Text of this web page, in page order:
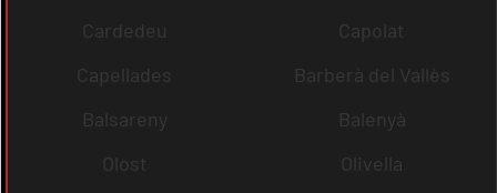
Cardedeu
Capolat
Capellades
Barberà del Vallès
Balsareny
Balenyà
Olost
Olivella